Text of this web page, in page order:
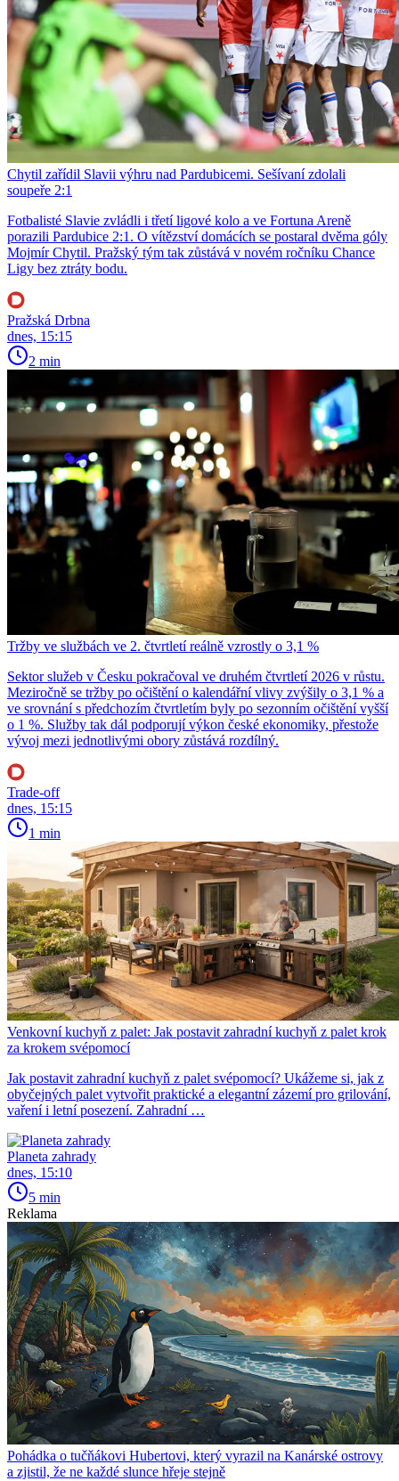
Chytil zařídil Slavii výhru nad Pardubicemi. Sešívaní zdolali
soupeře 2:1
Fotbalisté Slavie zvládli i třetí ligové kolo a ve Fortuna Areně
porazili Pardubice 2:1. O vítězství domácích se postaral dvěma góly
Mojmír Chytil. Pražský tým tak zůstává v novém ročníku Chance
Ligy bez ztráty bodu.
Pražská Drbna
dnes, 15:15
2 min
Tržby ve službách ve 2. čtvrtletí reálně vzrostly o 3,1 %
Sektor služeb v Česku pokračoval ve druhém čtvrtletí 2026 v růstu.
Meziročně se tržby po očištění o kalendářní vlivy zvýšily o 3,1 % a
ve srovnání s předchozím čtvrtletím byly po sezonním očištění vyšší
o 1 %. Služby tak dál podporují výkon české ekonomiky, přestože
vývoj mezi jednotlivými obory zůstává rozdílný.
Trade-off
dnes, 15:15
1 min
Venkovní kuchyň z palet: Jak postavit zahradní kuchyň z palet krok
za krokem svépomocí
Jak postavit zahradní kuchyň z palet svépomocí? Ukážeme si, jak z
obyčejných palet vytvořit praktické a elegantní zázemí pro grilování,
vaření i letní posezení. Zahradní …
Planeta zahrady
dnes, 15:10
5 min
Reklama
Pohádka o tučňákovi Hubertovi, který vyrazil na Kanárské ostrovy
a zjistil, že ne každé slunce hřeje stejně